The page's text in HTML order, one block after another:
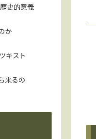
史的意義
か
キスト
来るの